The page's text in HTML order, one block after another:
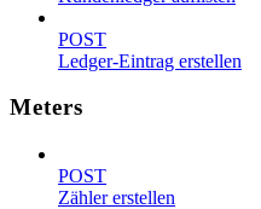
POST
Ledger-Eintrag erstellen
Meters
POST
Zähler erstellen